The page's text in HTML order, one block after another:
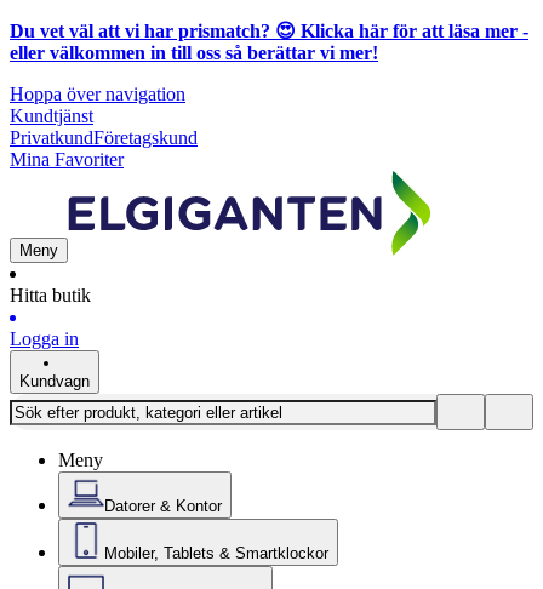
Du vet väl att vi har prismatch? 😍 Klicka här för att läsa mer -
eller välkommen in till oss så berättar vi mer!
Hoppa över navigation
Kundtjänst
PrivatkundFöretagskund
Mina Favoriter
Meny
Hitta butik
Logga in
Kundvagn
Meny
Datorer & Kontor
Mobiler, Tablets & Smartklockor